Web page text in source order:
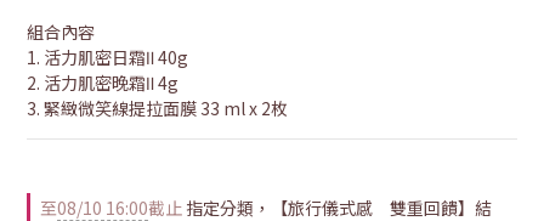
組合內容
1. 活力肌密日霜Ⅱ 40g
2. 活力肌密晚霜Ⅱ 4g
3. 緊緻微笑線提拉面膜 33 ml x 2枚
至08/10 16:00截止 指定分類，【旅行儀式感 雙重回饋】結